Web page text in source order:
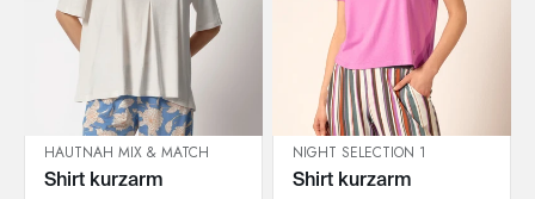
IN DEN WARENKORB
HAUTNAH MIX & MATCH
Shirt kurzarm
IN DEN WARENKORB
NIGHT SELECTION 1
Shirt kurzarm